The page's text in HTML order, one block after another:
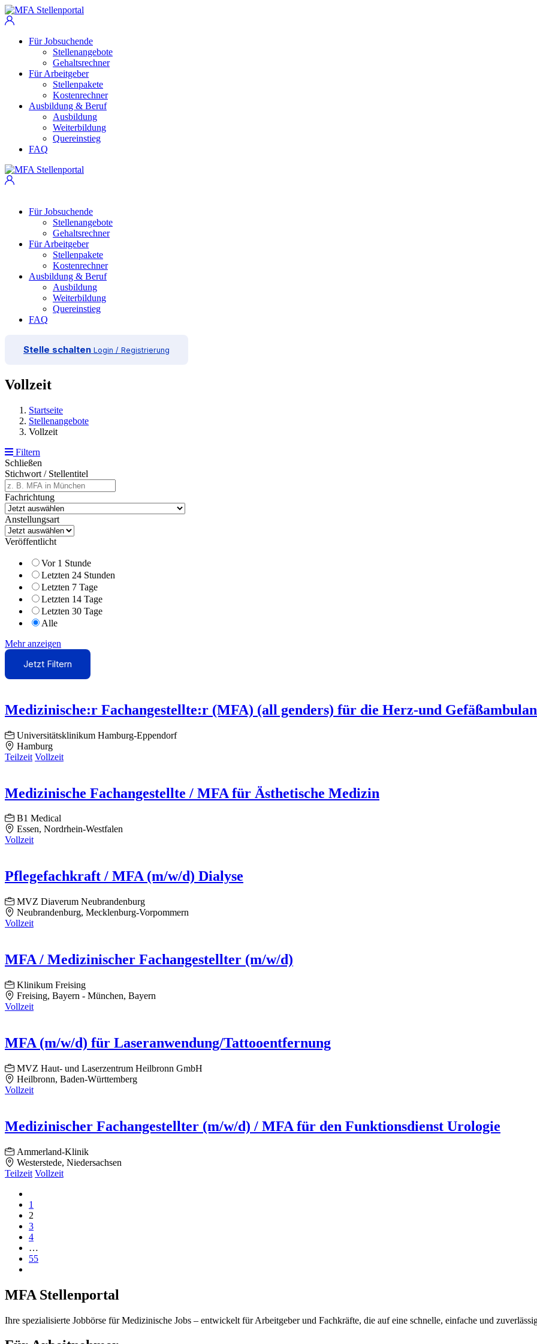
Für Jobsuchende
Stellenangebote
Gehaltsrechner
Für Arbeitgeber
Stellenpakete
Kostenrechner
Ausbildung & Beruf
Ausbildung
Weiterbildung
Quereinstieg
FAQ
Für Jobsuchende
Stellenangebote
Gehaltsrechner
Für Arbeitgeber
Stellenpakete
Kostenrechner
Ausbildung & Beruf
Ausbildung
Weiterbildung
Quereinstieg
FAQ
Stelle schalten Login / Registrierung
Vollzeit
Startseite
Stellenangebote
Vollzeit
Filtern
Schließen
Stichwort / Stellentitel
Fachrichtung
Anstellungsart
Veröffentlicht
Vor 1 Stunde
Letzten 24 Stunden
Letzten 7 Tage
Letzten 14 Tage
Letzten 30 Tage
Alle
Mehr anzeigen
Jetzt Filtern
Medizinische:r Fachangestellte:r (MFA) (all genders) für die Herz-und
Universitätsklinikum Hamburg-Eppendorf
Hamburg
Teilzeit Vollzeit
Medizinische Fachangestellte / MFA für Ästhetische Medizin
B1 Medical
Essen, Nordrhein-Westfalen
Vollzeit
Pflegefachkraft / MFA (m/w/d) Dialyse
MVZ Diaverum Neubrandenburg
Neubrandenburg, Mecklenburg-Vorpommern
Vollzeit
MFA / Medizinischer Fachangestellter (m/w/d)
Klinikum Freising
Freising, Bayern - München, Bayern
Vollzeit
MFA (m/w/d) für Laseranwendung/Tattooentfernung
MVZ Haut- und Laserzentrum Heilbronn GmbH
Heilbronn, Baden-Württemberg
Vollzeit
Medizinischer Fachangestellter (m/w/d) / MFA für den Funktionsdienst Urologie
Ammerland-Klinik
Westerstede, Niedersachsen
Teilzeit Vollzeit
1
2
3
4
…
55
MFA Stellenportal
Ihre spezialisierte Jobbörse für Medizinische Jobs – entwickelt für Arbeitgeber und Fachkräfte, die auf eine schnelle, einfache und